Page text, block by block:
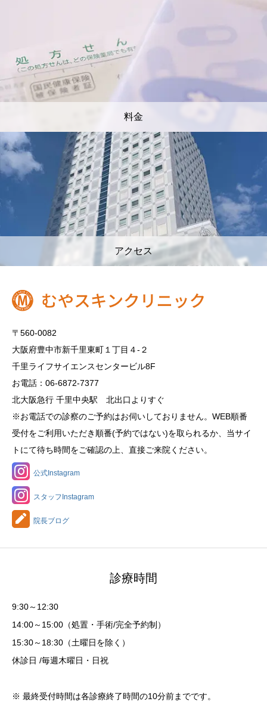
料金
アクセス
〒560-0082
大阪府豊中市新千里東町１丁目４‐２
千里ライフサイエンスセンタービル8F
お電話：06-6872-7377
北大阪急行 千里中央駅 北出口よりすぐ
※お電話での診察のご予約はお伺いしておりません。WEB順番
受付をご利用いただき順番(予約ではない)を取られるか、当サイ
トにて待ち時間をご確認の上、直接ご来院ください。
公式Instagram
スタッフInstagram
院長ブログ
診療時間
9:30～12:30
14:00～15:00（処置・手術/完全予約制）
15:30～18:30（土曜日を除く）
休診日 /毎週木曜日・日祝
※ 最終受付時間は各診療終了時間の10分前までです。